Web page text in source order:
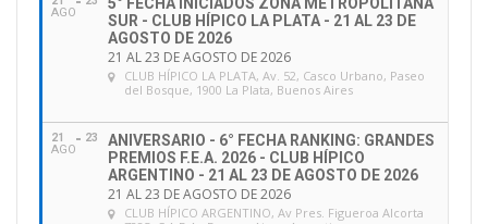
AGO
SUR - CLUB HÍPICO LA PLATA - 21 AL 23 DE
AGOSTO DE 2026
21 AL 23 DE AGOSTO DE 2026
CLUB HÍPICO LA PLATA, Av. 52, Casco Urbano, Paseo
del Bosque, 1900 La Plata, Buenos Aires
21
AGO
23
ANIVERSARIO - 6° FECHA RANKING: GRANDES
PREMIOS F.E.A. 2026 - CLUB HÍPICO
ARGENTINO - 21 AL 23 DE AGOSTO DE 2026
21 AL 23 DE AGOSTO DE 2026
CLUB HÍPICO ARGENTINO, Av Pres. Figueroa Alcorta